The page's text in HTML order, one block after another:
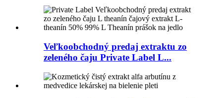
Veľkoobchodný predaj extraktu zo
zeleného čaju Private Label L...